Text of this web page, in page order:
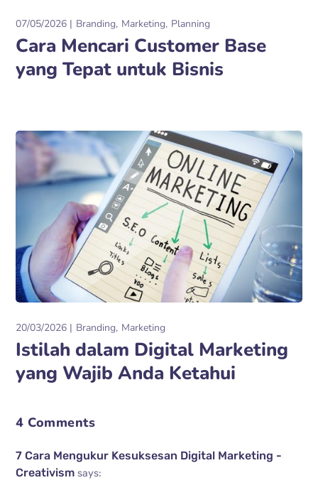
07/05/2026 Branding Marketing Planning
Cara Mencari Customer Base
yang Tepat untuk Bisnis
20/03/2026 Branding Marketing
Istilah dalam Digital Marketing
yang Wajib Anda Ketahui
4 Comments
7 Cara Mengukur Kesuksesan Digital Marketing -
Creativism says: